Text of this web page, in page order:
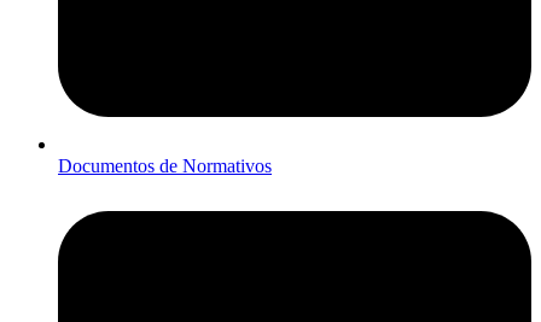
Documentos de Normativos